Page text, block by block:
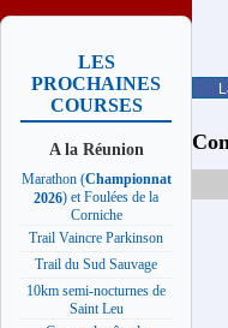
LES
PROCHAINES
COURSES
A la Réunion
Marathon (Championnat
2026) et Foulées de la
Corniche
Trail Vaincre Parkinson
Trail du Sud Sauvage
10km semi-nocturnes de
Saint Leu